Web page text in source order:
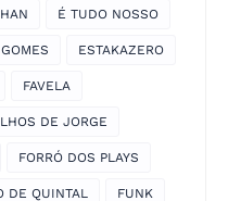
É TUDO NOSSO
ESTAKAZERO
FAVELA
DE JORGE
FORRÓ DOS PLAYS
DE QUINTAL FUNK